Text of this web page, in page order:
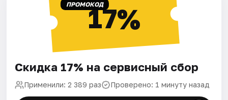
ПРОМОКОД17%
Скидка 17% на сервисный сбор
Применили: 2 389 раз Проверено: 1 минуту назад